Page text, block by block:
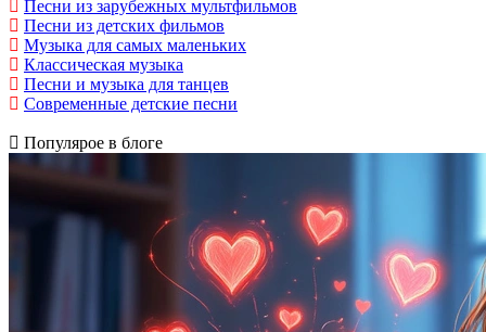
Песни из зарубежных мультфильмов
Песни из детских фильмов
Музыка для самых маленьких
Классическая музыка
Песни и музыка для танцев
Современные детские песни
Популярое в блоге